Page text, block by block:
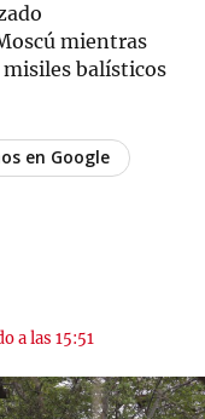
mientras
balísticos
a las 15:51
en Google